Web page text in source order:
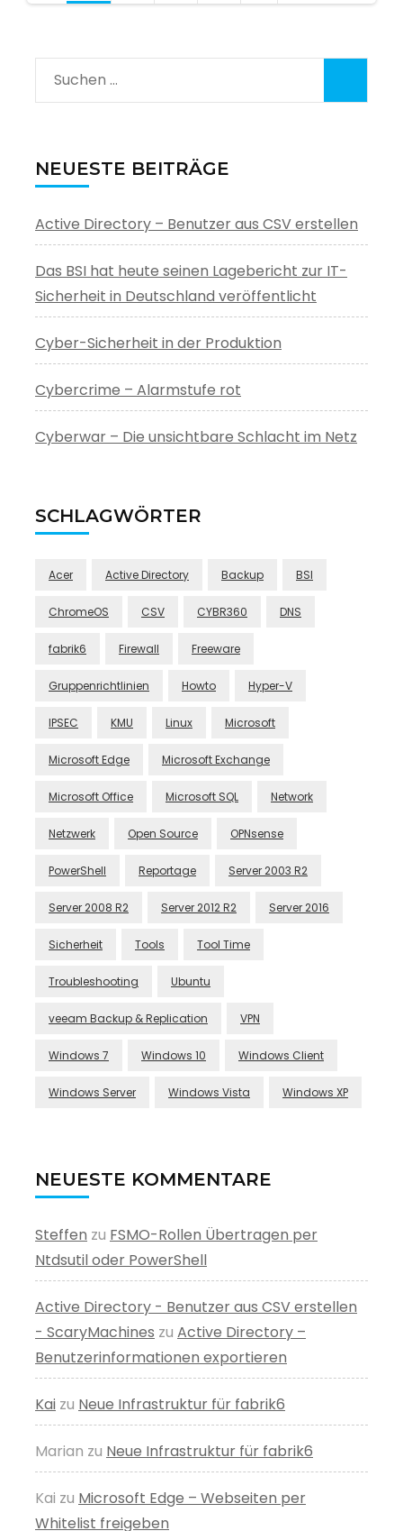
Suchen
nach:
NEUESTE BEITRÄGE
Active Directory – Benutzer aus CSV erstellen
Das BSI hat heute seinen Lagebericht zur IT-
Sicherheit in Deutschland veröffentlicht
Cyber-Sicherheit in der Produktion
Cybercrime – Alarmstufe rot
Cyberwar – Die unsichtbare Schlacht im Netz
SCHLAGWÖRTER
Acer Active Directory Backup BSI
ChromeOS CSV CYBR360 DNS
fabrik6 Firewall Freeware
Gruppenrichtlinien Howto Hyper-V
IPSEC KMU Linux Microsoft
Microsoft Edge Microsoft Exchange
Microsoft Office Microsoft SQL Network
Netzwerk Open Source OPNsense
PowerShell Reportage Server 2003 R2
Server 2008 R2 Server 2012 R2 Server 2016
Sicherheit Tools Tool Time
Troubleshooting Ubuntu
veeam Backup & Replication VPN
Windows 7 Windows 10 Windows Client
Windows Server Windows Vista Windows XP
NEUESTE KOMMENTARE
Steffen zu FSMO-Rollen Übertragen per
Ntdsutil oder PowerShell
Active Directory - Benutzer aus CSV erstellen
- ScaryMachines zu Active Directory –
Benutzerinformationen exportieren
Kai zu Neue Infrastruktur für fabrik6
Marian zu Neue Infrastruktur für fabrik6
Kai zu Microsoft Edge – Webseiten per
Whitelist freigeben